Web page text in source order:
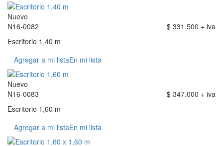
Nuevo
N16-0082
$ 331.500 + iva
Escritorio 1,40 m
Agregar a mi listaEn mi lista
Nuevo
N16-0083
$ 347.000 + iva
Escritorio 1,60 m
Agregar a mi listaEn mi lista